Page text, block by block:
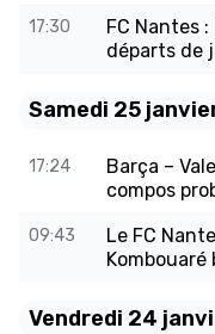
17:30
FC Nantes
départs de
Samedi 25
17:24
Barça –
compos
09:43
Le FC
Kombouaré
Vendredi 24